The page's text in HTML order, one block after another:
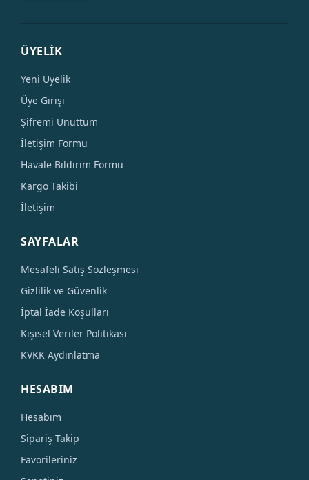
ÜYELİK
Yeni Üyelik
Üye Girişi
Şifremi Unuttum
İletişim Formu
Havale Bildirim Formu
Kargo Takibi
İletişim
SAYFALAR
Mesafeli Satış Sözleşmesi
Gizlilik ve Güvenlik
İptal İade Koşulları
Kişisel Veriler Politikası
KVKK Aydınlatma
HESABIM
Hesabım
Sipariş Takip
Favorileriniz